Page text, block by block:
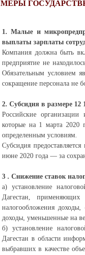
МЕРЫ
1. Малые и
выплаты зарплаты
Компания должна быть
предприятие не
Обязательным условием
сокращение персонала не
2. Субсидия в размере 12
Российские
которые на 1 марта 2020
определенным условиям.
Субсидия
июне 2020 года — за
3 . Снижение ставок
а) установление
Дагестан,
налогообложения
доходы, уменьшенные на
б) установление
Дагестан в области
выбравших в качестве